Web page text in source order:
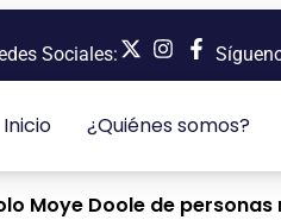
Sociales:
Inicio ¿Quiénes somos?
Moye Doole de